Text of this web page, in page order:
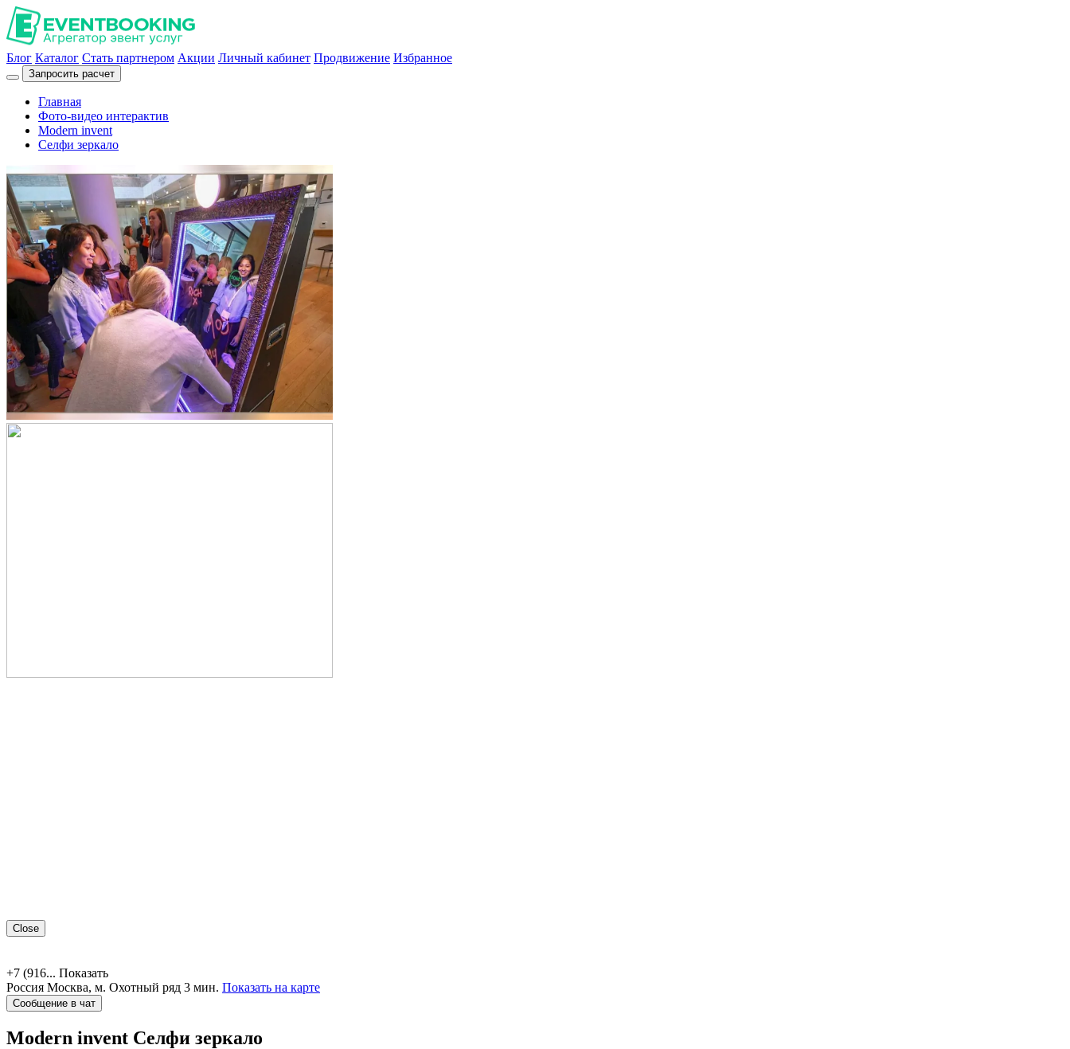
Блог Каталог Стать партнером Акции Личный кабинет Продвижение Избранное
Запросить расчет
Главная
Фото-видео интерактив
Modern invent
Селфи зеркало
Close
+7 (916... Показать
Россия Москва, м. Охотный ряд 3 мин. Показать на карте
Сообщение в чат
Modern invent Селфи зеркало